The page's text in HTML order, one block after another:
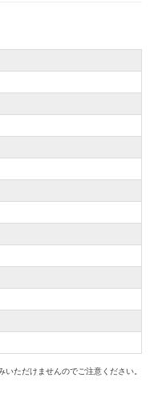
ただけませんのでご注意ください。